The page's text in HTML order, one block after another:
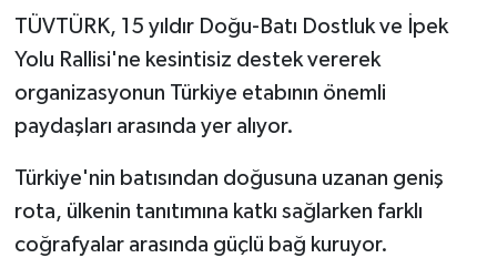
TÜVTÜRK, 15 yıldır Doğu-Batı Dostluk ve İpek
Yolu Rallisi'ne kesintisiz destek vererek
organizasyonun Türkiye etabının önemli
paydaşları arasında yer alıyor.
Türkiye'nin batısından doğusuna uzanan geniş
rota, ülkenin tanıtımına katkı sağlarken farklı
coğrafyalar arasında güçlü bağ kuruyor.